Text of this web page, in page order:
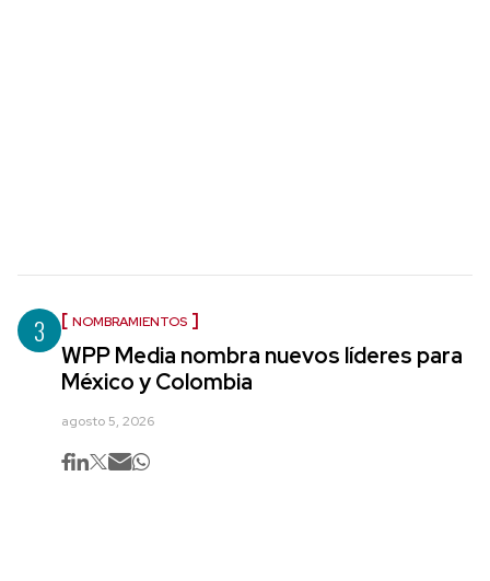
3 NOMBRAMIENTOS
WPP Media nombra nuevos líderes para
México y Colombia
agosto 5, 2026